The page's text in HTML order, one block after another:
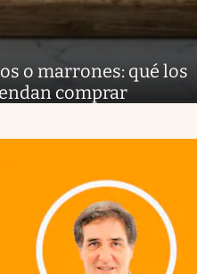
o marrones: qué los
comprar